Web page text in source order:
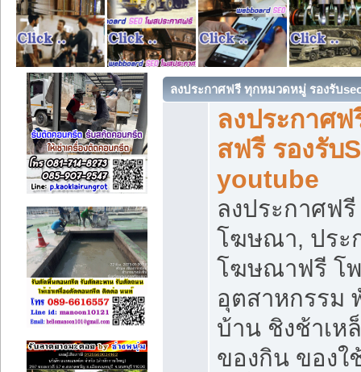
ลงประกาศฟรี ทุกหมวดหมู่ รองรับ
ลงประกาศ
สฟรี รองรับ
youtube
ลงประกาศฟ
โฆษณา, ประ
โฆษณาฟรี โ
อุตสาหกรรม
บ้าน ชิงช้าเห
ของกิน ของใ